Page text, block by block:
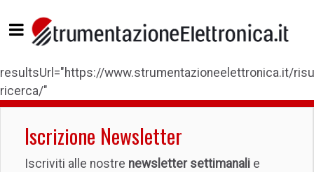
resultsUrl="https://www.strumentazioneelettronica.it/
ricerca/"
Iscrizione Newsletter
Iscriviti alle nostre newsletter settimanali e